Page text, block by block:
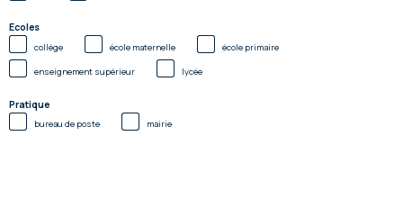
Ecoles
collège école maternelle école primaire
enseignement supérieur lycée
Pratique
bureau de poste mairie